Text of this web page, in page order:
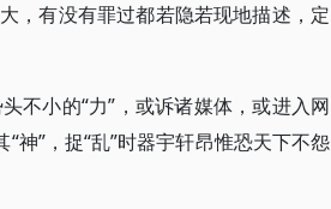
，有没有罪过都若隐若现地描述，定
不小的“力”，或诉诸媒体，或进入网
神”，捉“乱”时器宇轩昂惟恐天下不怨